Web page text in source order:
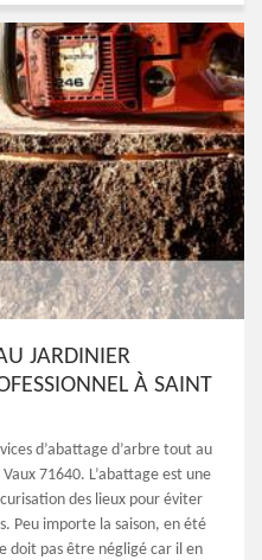
JARDINIER
À SAINT
d’abattage d’arbre tout au
71640. L’abattage est une
des lieux pour éviter
Peu importe la saison, en été
doit pas être négligé car il en